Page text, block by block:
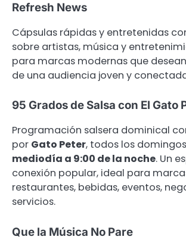
Refresh News
Cápsulas rápidas y entretenidas
sobre artistas, música y
para marcas modernas que
de una audiencia joven y
95 Grados de Salsa con El Gato
Programación salsera dominical
por Gato Peter, todos los
mediodía a 9:00 de la noche. Un
conexión popular, ideal para
restaurantes, bebidas, eventos,
servicios.
Que la Música No Pare